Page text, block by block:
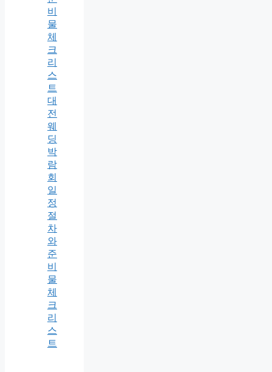
비
물
체
크
리
스
트
대
전
웨
딩
박
람
회
일
정
절
차
와
준
비
물
체
크
리
스
트